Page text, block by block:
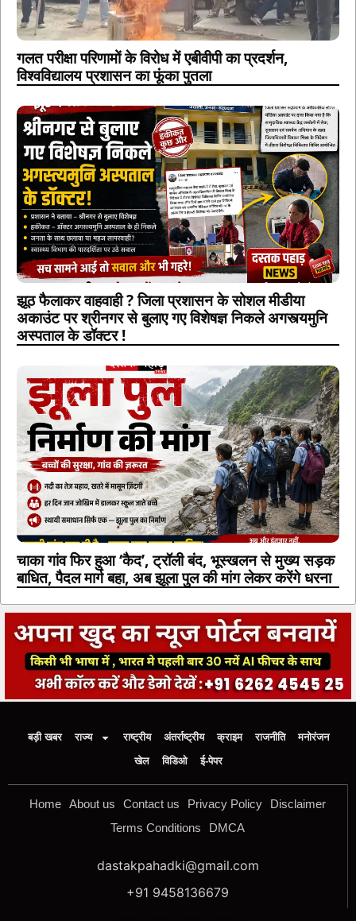
गलत परीक्षा परिणामों के विरोध में एबीवीपी का प्रदर्शन,
विश्वविद्यालय प्रशासन का फूंका पुतला
झूठ फैलाकर वाहवाही ? जिला प्रशासन के सोशल मीडीया
अकाउंट पर श्रीनगर से बुलाए गए विशेषज्ञ निकले अगस्त्यमुनि
अस्पताल के डॉक्टर !
चाका गांव फिर हुआ ‘कैद’, ट्रॉली बंद, भूस्खलन से मुख्य सड़क
बाधित, पैदल मार्ग बहा, अब झूला पुल की मांग लेकर करेंगे धरना
बड़ी खबर राज्य राष्ट्रीय अंतर्राष्ट्रीय क्राइम राजनीति
मनोरंजन
खेल
विडिओ ई-पेपर
Home About us Contact us Privacy Policy
Disclaimer
Terms Conditions
DMCA
dastakpahadki@gmail.com
+91 9458136679